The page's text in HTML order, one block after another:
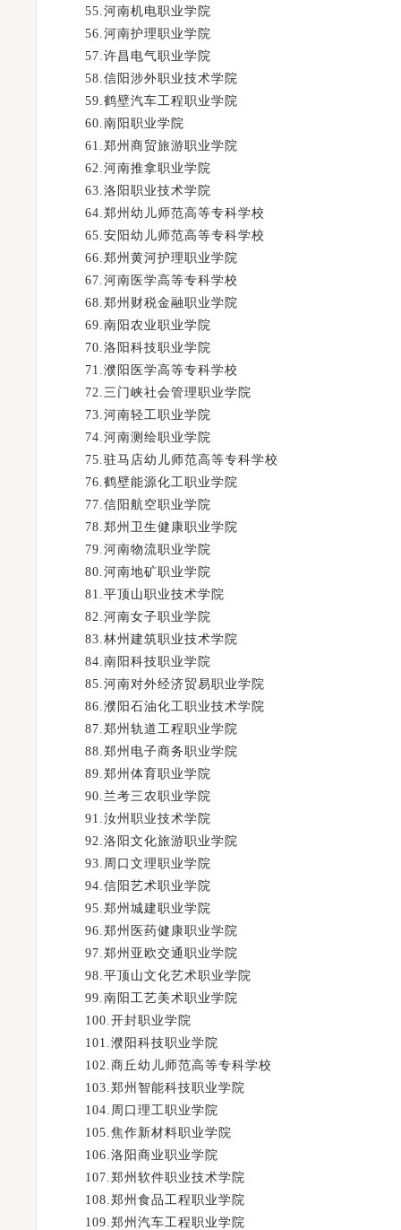
55.河南机电职业学院
56.河南护理职业学院
57.许昌电气职业学院
58.信阳涉外职业技术学院
59.鹤壁汽车工程职业学院
60.南阳职业学院
61.郑州商贸旅游职业学院
62.河南推拿职业学院
63.洛阳职业技术学院
64.郑州幼儿师范高等专科学校
65.安阳幼儿师范高等专科学校
66.郑州黄河护理职业学院
67.河南医学高等专科学校
68.郑州财税金融职业学院
69.南阳农业职业学院
70.洛阳科技职业学院
71.濮阳医学高等专科学校
72.三门峡社会管理职业学院
73.河南轻工职业学院
74.河南测绘职业学院
75.驻马店幼儿师范高等专科学校
76.鹤壁能源化工职业学院
77.信阳航空职业学院
78.郑州卫生健康职业学院
79.河南物流职业学院
80.河南地矿职业学院
81.平顶山职业技术学院
82.河南女子职业学院
83.林州建筑职业技术学院
84.南阳科技职业学院
85.河南对外经济贸易职业学院
86.濮阳石油化工职业技术学院
87.郑州轨道工程职业学院
88.郑州电子商务职业学院
89.郑州体育职业学院
90.兰考三农职业学院
91.汝州职业技术学院
92.洛阳文化旅游职业学院
93.周口文理职业学院
94.信阳艺术职业学院
95.郑州城建职业学院
96.郑州医药健康职业学院
97.郑州亚欧交通职业学院
98.平顶山文化艺术职业学院
99.南阳工艺美术职业学院
100.开封职业学院
101.濮阳科技职业学院
102.商丘幼儿师范高等专科学校
103.郑州智能科技职业学院
104.周口理工职业学院
105.焦作新材料职业学院
106.洛阳商业职业学院
107.郑州软件职业技术学院
108.郑州食品工程职业学院
109.郑州汽车工程职业学院